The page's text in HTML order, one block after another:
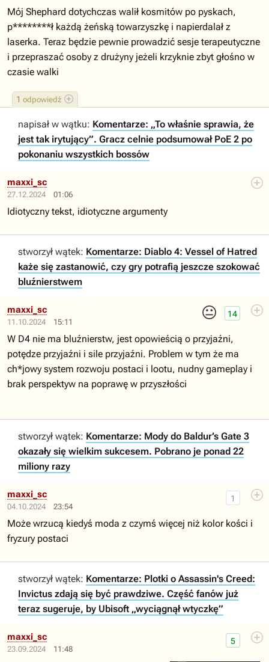
1 odpowiedź
Mój Shephard dotychczas walił kosmitów po pyskach,
p********ł każdą żeńską towarzyszkę i napierdalał z
laserka. Teraz będzie pewnie prowadzić sesje terapeutyczne
i przepraszać osoby z drużyny jeżeli krzyknie zbyt głośno w
czasie walki
napisał w wątku: Komentarze: „To właśnie sprawia, że
jest tak irytujący”. Gracz celnie podsumował PoE 2 po
pokonaniu wszystkich bossów
27.12.2024 01:06
maxxi_sc
Idiotyczny tekst, idiotyczne argumenty
stworzył wątek: Komentarze: Diablo 4: Vessel of Hatred
każe się zastanowić, czy gry potrafią jeszcze szokować
bluźnierstwem
11.10.2024 15:11
😐 14
maxxi_sc
W D4 nie ma bluźnierstw, jest opowieścią o przyjaźni,
potędze przyjaźni i sile przyjaźni. Problem w tym że ma
ch*jowy system rozwoju postaci i lootu, nudny gameplay i
brak perspektyw na poprawę w przyszłości
stworzył wątek: Komentarze: Mody do Baldur’s Gate 3
okazały się wielkim sukcesem. Pobrano je ponad 22
miliony razy
04.10.2024 23:54
1
maxxi_sc
Może wrzucą kiedyś moda z czymś więcej niż kolor kości i
fryzury postaci
stworzył wątek: Komentarze: Plotki o Assassin's Creed:
Invictus zdają się być prawdziwe. Część fanów już
teraz sugeruje, by Ubisoft „wyciągnął wtyczkę”
23.09.2024 11:48
5
maxxi_sc